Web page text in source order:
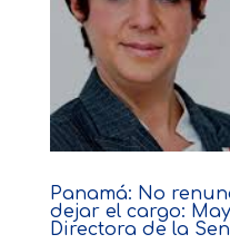
Panamá: No
dejar el cargo:
Directora de la